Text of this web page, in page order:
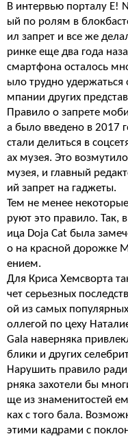
В интервью порталу E!
ый по ролям в
ил запрет и все же
ринке еще два года
смартфона осталось
ыло трудно удержаться
мпании других
Правило о запрете
a было введено в 2017
стали делиться в
ах музея. Это
музея, и главный
ий запрет на гаджеты.
Тем не менее
руют это правило. Так,
ица Doja Cat была
о на красной дорожке
ением.
Для Криса Хемсворта
чет серьезных
ой из самых популярных
оллегой по цеху
Gala наверняка
блики и других
Нарушить правило
рняка захотели бы
ще из знаменитостей
ках с того бала.
этими кадрами с